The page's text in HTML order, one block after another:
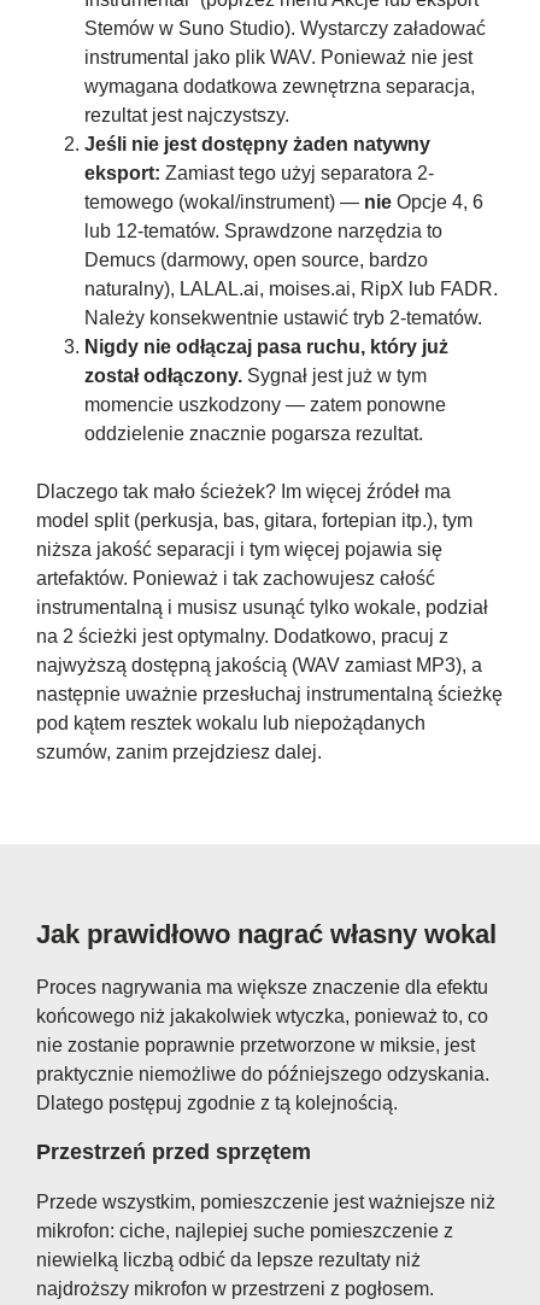
Stemów w Suno Studio). Wystarczy załadować
instrumental jako plik WAV. Ponieważ nie jest
wymagana dodatkowa zewnętrzna separacja,
rezultat jest najczystszy.
Jeśli nie jest dostępny żaden natywny
eksport: Zamiast tego użyj separatora 2-
temowego (wokal/instrument) — nie Opcje 4, 6
lub 12-tematów. Sprawdzone narzędzia to
Demucs (darmowy, open source, bardzo
naturalny), LALAL.ai, moises.ai, RipX lub FADR.
Należy konsekwentnie ustawić tryb 2-tematów.
Nigdy nie odłączaj pasa ruchu, który już
został odłączony. Sygnał jest już w tym
momencie uszkodzony — zatem ponowne
oddzielenie znacznie pogarsza rezultat.
Dlaczego tak mało ścieżek? Im więcej źródeł ma
model split (perkusja, bas, gitara, fortepian itp.), tym
niższa jakość separacji i tym więcej pojawia się
artefaktów. Ponieważ i tak zachowujesz całość
instrumentalną i musisz usunąć tylko wokale, podział
na 2 ścieżki jest optymalny. Dodatkowo, pracuj z
najwyższą dostępną jakością (WAV zamiast MP3), a
następnie uważnie przesłuchaj instrumentalną ścieżkę
pod kątem resztek wokalu lub niepożądanych
szumów, zanim przejdziesz dalej.
Jak prawidłowo nagrać własny wokal
Proces nagrywania ma większe znaczenie dla efektu
końcowego niż jakakolwiek wtyczka, ponieważ to, co
nie zostanie poprawnie przetworzone w miksie, jest
praktycznie niemożliwe do późniejszego odzyskania.
Dlatego postępuj zgodnie z tą kolejnością.
Przestrzeń przed sprzętem
Przede wszystkim, pomieszczenie jest ważniejsze niż
mikrofon: ciche, najlepiej suche pomieszczenie z
niewielką liczbą odbić da lepsze rezultaty niż
najdroższy mikrofon w przestrzeni z pogłosem.